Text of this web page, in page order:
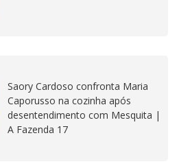
Saory Cardoso confronta Maria
Caporusso na cozinha após
desentendimento com Mesquita |
A Fazenda 17